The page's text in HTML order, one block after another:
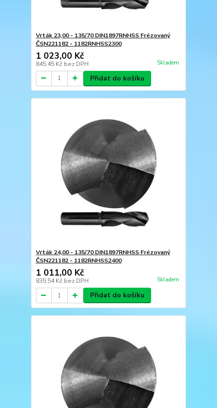
Vrták 23,00 - 135/70 DIN1897RNHSS Frézovaný
ČSN221182 - 1182RNHSS2300
1 023,00 Kč
845,45 Kč bez DPH Skladem
Přidat do košíku
Vrták 24,00 - 135/70 DIN1897RNHSS Frézovaný
ČSN221182 - 1182RNHSS2400
1 011,00 Kč
835,54 Kč bez DPH Skladem
Přidat do košíku